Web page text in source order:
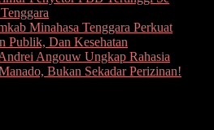
Minahasa Tenggara Perkuat
Publik, Dan Kesehatan
Angouw Ungkap Rahasia
Bukan Sekadar Perizinan!